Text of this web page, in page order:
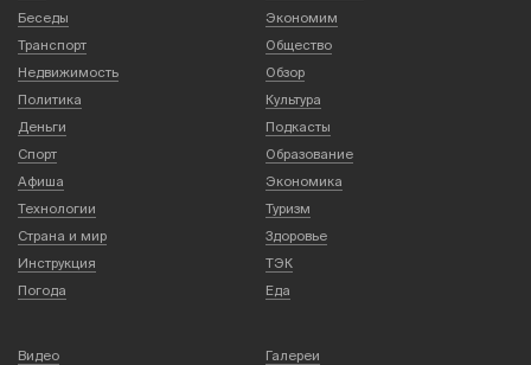
Беседы
Экономим
Транспорт
Общество
Недвижимость
Обзор
Политика
Культура
Деньги
Подкасты
Спорт
Образование
Афиша
Экономика
Технологии
Туризм
Страна и мир
Здоровье
Инструкция
ТЭК
Погода
Еда
Видео
Галереи